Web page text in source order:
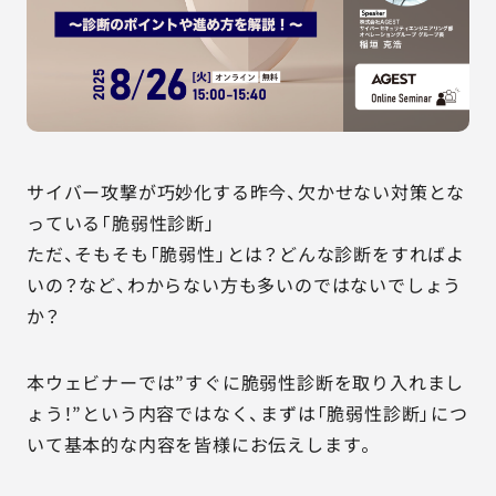
サービス詳細資料
サービスお問い合わせ専用番号
03-6865-4864
サイバー攻撃が巧妙化する昨今、欠かせない対策とな
っている「脆弱性診断」
ただ、そもそも「脆弱性」とは？どんな診断をすればよ
いの？など、わからない方も多いのではないでしょう
か？
本ウェビナーでは”すぐに脆弱性診断を取り入れまし
ょう！”という内容ではなく、まずは「脆弱性診断」につ
いて基本的な内容を皆様にお伝えします。